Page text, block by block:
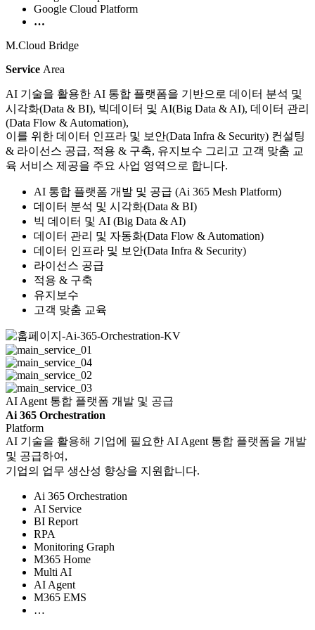
Google Cloud Platform
…
M.Cloud Bridge
Service Area
AI 기술을 활용한 AI 통합 플랫폼을 기반으로 데이터 분석 및
시각화(Data & BI), 빅데이터 및 AI(Big Data & AI), 데이터 관리
(Data Flow & Automation),
이를 위한 데이터 인프라 및 보안(Data Infra & Security) 컨설팅
& 라이선스 공급, 적용 & 구축, 유지보수 그리고 고객 맞춤 교
육 서비스 제공을 주요 사업 영역으로 합니다.
AI 통합 플랫폼 개발 및 공급 (Ai 365 Mesh Platform)
데이터 분석 및 시각화(Data & BI)
빅 데이터 및 AI (Big Data & AI)
데이터 관리 및 자동화(Data Flow & Automation)
데이터 인프라 및 보안(Data Infra & Security)
라이선스 공급
적용 & 구축
유지보수
고객 맞춤 교육
AI Agent 통합 플랫폼 개발 및 공급
Ai 365 Orchestration
Platform
AI 기술을 활용해 기업에 필요한 AI Agent 통합 플랫폼을 개발
및 공급하여,
기업의 업무 생산성 향상을 지원합니다.
Ai 365 Orchestration
AI Service
BI Report
RPA
Monitoring Graph
M365 Home
Multi AI
AI Agent
M365 EMS
…